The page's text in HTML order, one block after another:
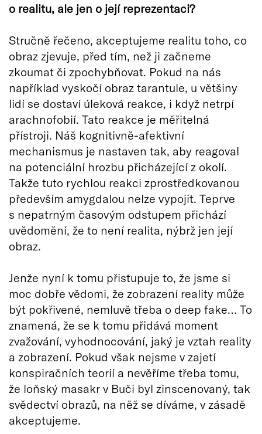
o realitu, ale jen o její reprezentaci?
Stručně řečeno, akceptujeme realitu toho, co
obraz zjevuje, před tím, než ji začneme
zkoumat či zpochybňovat. Pokud na nás
například vyskočí obraz tarantule, u většiny
lidí se dostaví úleková reakce, i když netrpí
arachnofobií. Tato reakce je měřitelná
přístroji. Náš kognitivně-afektivní
mechanismus je nastaven tak, aby reagoval
na potenciální hrozbu přicházející z okolí.
Takže tuto rychlou reakci zprostředkovanou
především amygdalou nelze vypojit. Teprve
s nepatrným časovým odstupem přichází
uvědomění, že to není realita, nýbrž jen její
obraz.
Jenže nyní k tomu přistupuje to, že jsme si
moc dobře vědomi, že zobrazení reality může
být pokřivené, nemluvě třeba o deep fake… To
znamená, že se k tomu přidává moment
zvažování, vyhodnocování, jaký je vztah reality
a zobrazení. Pokud však nejsme v zajetí
konspiračních teorií a nevěříme třeba tomu,
že loňský masakr v Buči byl zinscenovaný, tak
svědectví obrazů, na něž se díváme, v zásadě
akceptujeme.